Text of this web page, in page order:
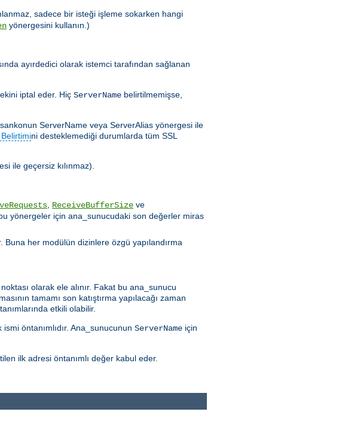
sadece bir isteği işleme sokarken hangi
yönergesini kullanın.)
ayırdedici olarak istemci tarafından sağlanan
iptal eder. Hiç ServerName belirtilmemişse,
ServerName veya ServerAlias yönergesi ile
ni desteklemediği durumlarda tüm SSL
ile geçersiz kılınmaz).
ReceiveBufferSize ve
yönergeler için ana_sunucudaki son değerler miras
Buna her modülün dizinlere özgü yapılandırma
olarak ele alınır. Fakat bu ana_sunucu
tamamı son katıştırma yapılacağı zaman
etkili olabilir.
ismi öntanımlıdır. Ana_sunucunun ServerName için
ilk adresi öntanımlı değer kabul eder.